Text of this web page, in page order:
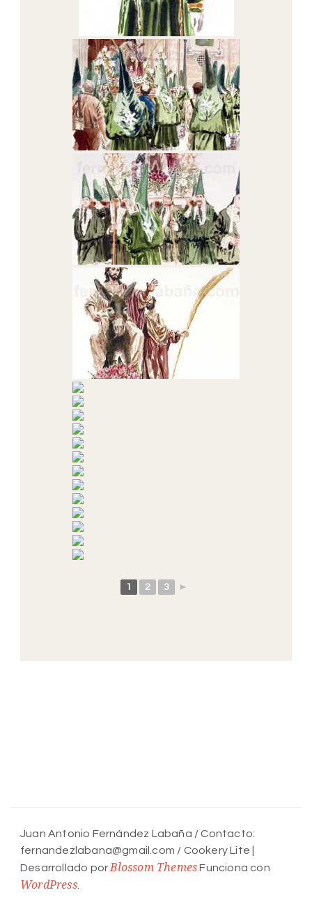
1 2 3 ►
Juan Antonio Fernández Labaña / Contacto:
fernandezlabana@gmail.com / Cookery Lite |
Desarrollado por Blossom Themes.Funciona con
WordPress.